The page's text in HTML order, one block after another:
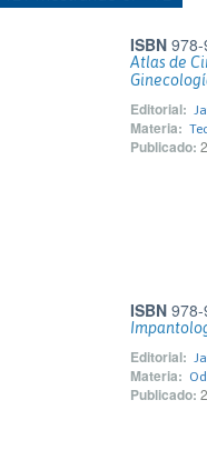
ISBN
Atlas de
Editorial:
Materia:
Publicado:
ISBN
Editorial:
Materia:
Publicado: